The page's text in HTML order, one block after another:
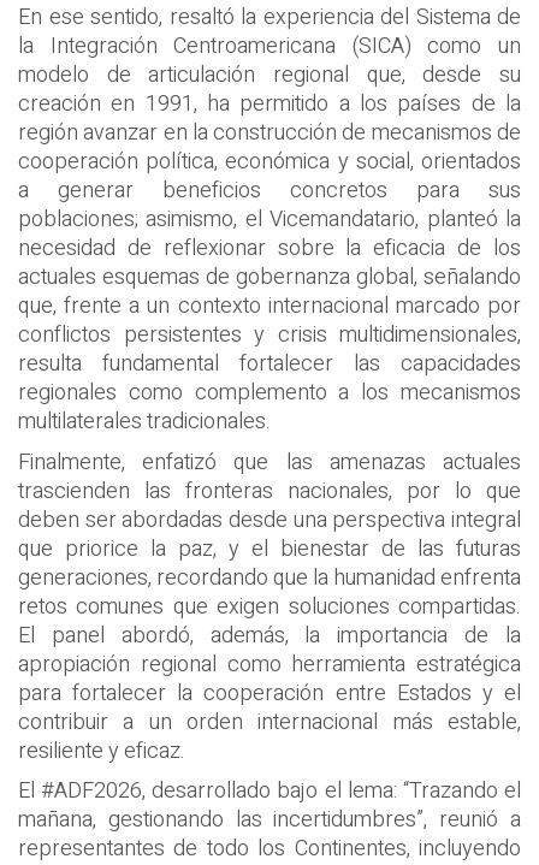
En ese sentido, resaltó la experiencia del Sistema de
la Integración Centroamericana (SICA) como un
modelo de articulación regional que, desde su
creación en 1991, ha permitido a los países de la
región avanzar en la construcción de mecanismos de
cooperación política, económica y social, orientados
a generar beneficios concretos para sus
poblaciones; asimismo, el Vicemandatario, planteó la
necesidad de reflexionar sobre la eficacia de los
actuales esquemas de gobernanza global, señalando
que, frente a un contexto internacional marcado por
conflictos persistentes y crisis multidimensionales,
resulta fundamental fortalecer las capacidades
regionales como complemento a los mecanismos
multilaterales tradicionales.
Finalmente, enfatizó que las amenazas actuales
trascienden las fronteras nacionales, por lo que
deben ser abordadas desde una perspectiva integral
que priorice la paz, y el bienestar de las futuras
generaciones, recordando que la humanidad enfrenta
retos comunes que exigen soluciones compartidas.
El panel abordó, además, la importancia de la
apropiación regional como herramienta estratégica
para fortalecer la cooperación entre Estados y el
contribuir a un orden internacional más estable,
resiliente y eficaz.
El #ADF2026, desarrollado bajo el lema: “Trazando el
mañana, gestionando las incertidumbres”, reunió a
representantes de todo los Continentes, incluyendo